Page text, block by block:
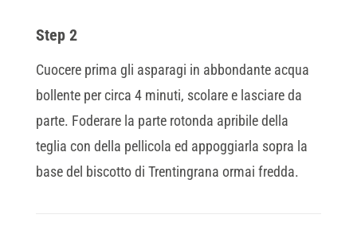
Step 2
Cuocere prima gli asparagi in abbondante acqua
bollente per circa 4 minuti, scolare e lasciare da
parte. Foderare la parte rotonda apribile della
teglia con della pellicola ed appoggiarla sopra la
base del biscotto di Trentingrana ormai fredda.